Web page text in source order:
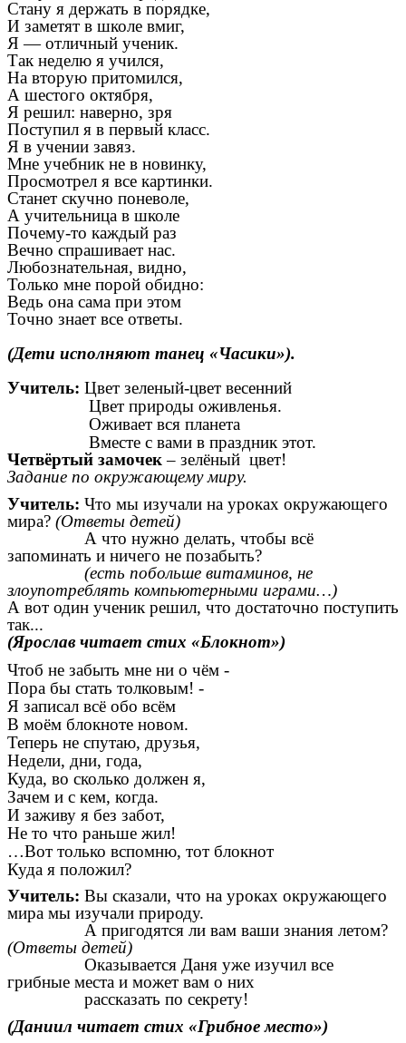
Стану я держать в порядке,
И заметят в школе вмиг,
Я — отличный ученик.
Так неделю я учился,
На вторую притомился,
А шестого октября,
Я решил: наверно, зря
Поступил я в первый класс.
Я в учении завяз.
Мне учебник не в новинку,
Просмотрел я все картинки.
Станет скучно поневоле,
А учительница в школе
Почему-то каждый раз
Вечно спрашивает нас.
Любознательная, видно,
Только мне порой обидно:
Ведь она сама при этом
Точно знает все ответы.
(Дети исполняют танец «Часики»).
Учитель: Цвет зеленый-цвет весенний
Цвет природы оживленья.
Оживает вся планета
Вместе с вами в праздник этот.
Четвёртый замочек– зелёный цвет!
Задание по окружающему миру.
Учитель: Что мы изучали на уроках окружающего
мира? (Ответы детей)
А что нужно делать, чтобы всё
запоминать и ничего не позабыть?
(есть побольше витаминов, не
злоупотреблять компьютерными играми…)
А вот один ученик решил, что достаточно поступить
так...
(Ярослав читает стих «Блокнот»)
Чтоб не забыть мне ни о чём -
Пора бы стать толковым! -
Я записал всё обо всём
В моём блокноте новом.
Теперь не спутаю, друзья,
Недели, дни, года,
Куда, во сколько должен я,
Зачем и с кем, когда.
И заживу я без забот,
Не то что раньше жил!
…Вот только вспомню, тот блокнот
Куда я положил?
Учитель: Вы сказали, что на уроках окружающего
мира мы изучали природу.
А пригодятся ли вам ваши знания летом?
(Ответы детей)
Оказывается Даня уже изучил все
грибные места и может вам о них
рассказать по секрету!
(Даниил читает стих «Грибное место»)